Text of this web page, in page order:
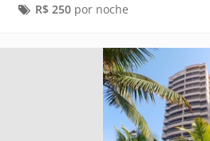
R$ 250por noche